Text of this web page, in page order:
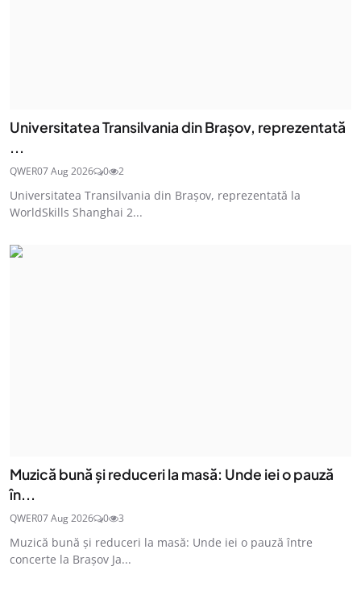
Universitatea Transilvania din Brașov, reprezentată
...
QWER07 Aug 2026 0 2
Universitatea Transilvania din Brașov, reprezentată la
WorldSkills Shanghai 2...
Muzică bună și reduceri la masă: Unde iei o pauză
în...
QWER07 Aug 2026 0 3
Muzică bună și reduceri la masă: Unde iei o pauză între
concerte la Brașov Ja...